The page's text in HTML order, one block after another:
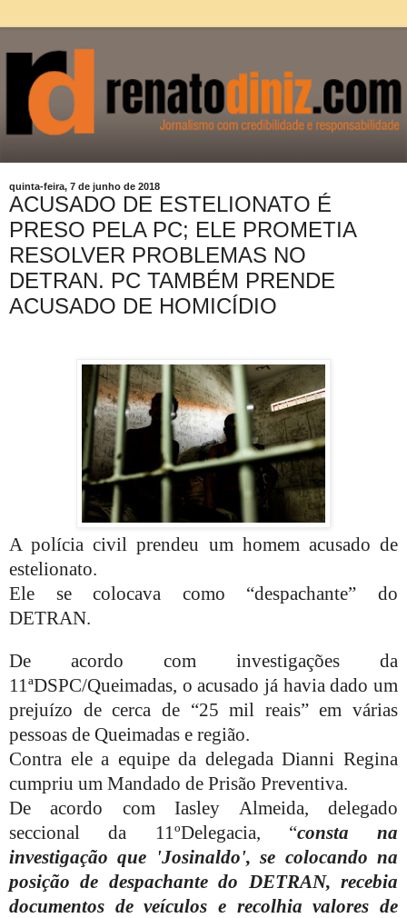
quinta-feira, 7 de junho de 2018
ACUSADO DE ESTELIONATO É
PRESO PELA PC; ELE PROMETIA
RESOLVER PROBLEMAS NO
DETRAN. PC TAMBÉM PRENDE
ACUSADO DE HOMICÍDIO
A polícia civil prendeu um homem acusado de
estelionato.
Ele se colocava como “despachante” do
DETRAN.
De acordo com investigações da
11ªDSPC/Queimadas, o acusado já havia dado um
prejuízo de cerca de “25 mil reais” em várias
pessoas de Queimadas e região.
Contra ele a equipe da delegada Dianni Regina
cumpriu um Mandado de Prisão Preventiva.
De acordo com Iasley Almeida, delegado
seccional da 11ºDelegacia, “consta na
investigação que 'Josinaldo', se colocando na
posição de despachante do DETRAN, recebia
documentos de veículos e recolhia valores de